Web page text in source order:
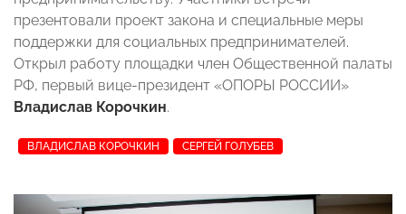
презентовали проект закона и специальные меры
поддержки для социальных предпринимателей.
Открыл работу площадки член Общественной палаты
РФ, первый вице-президент «ОПОРЫ РОССИИ»
Владислав Корочкин.
ВЛАДИСЛАВ КОРОЧКИН СЕРГЕЙ ГОЛУБЕВ